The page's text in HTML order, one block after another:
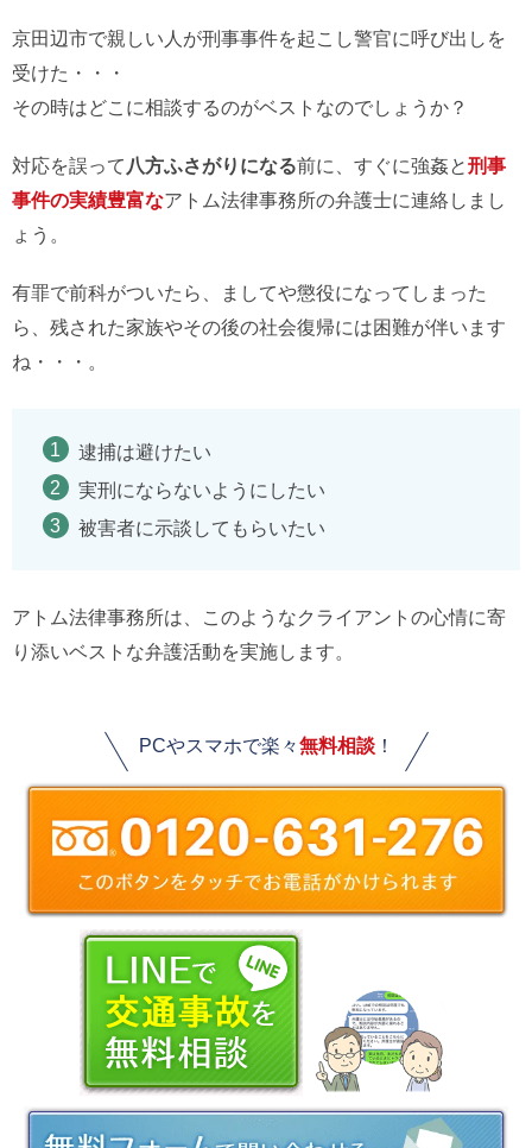
京田辺市で親しい人が刑事事件を起こし警官に呼び出しを
受けた・・・
その時はどこに相談するのがベストなのでしょうか？
対応を誤って 八方ふさがりになる前に、すぐに強姦と刑事
事件の実績豊富なアトム法律事務所の弁護士に連絡しまし
ょう。
有罪で前科がついたら、ましてや懲役になってしまった
ら、残された家族やその後の社会復帰には困難が伴います
ね・・・。
逮捕は避けたい
実刑にならないようにしたい
被害者に示談してもらいたい
アトム法律事務所は、このようなクライアントの心情に寄
り添いベストな弁護活動を実施します。
PCやスマホで楽々無料相談！